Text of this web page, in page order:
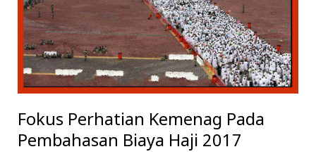
Fokus Perhatian Kemenag Pada
Pembahasan Biaya Haji 2017
Haji
2017